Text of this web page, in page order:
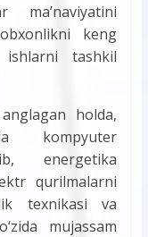
ma’naviyatini
keng
ishlarni tashkil
holda,
kompyuter
energetika
qurilmalarni
texnikasi va
mujassam